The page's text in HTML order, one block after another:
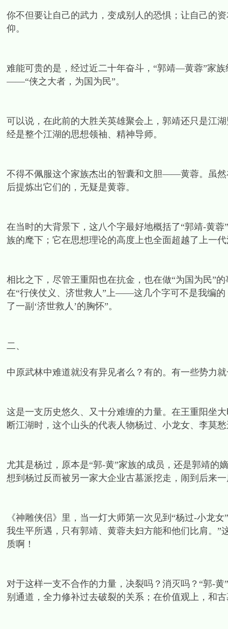
你不但要让自己的武力，变成别人的恐惧；让自己的
仰。
难能可贵的是，经过近二十年奋斗，“郭靖—黄蓉”家
——“侠之大者，为国为民”。
可以说，在此前的大胜关英雄聚会上，郭靖还只是江
经是整个江湖的思想领袖、精神导师。
不得不佩服这个家族杰出的智囊和文胆——黄蓉。虽
后提炼出它们的，无疑是黄蓉。
在当时的大背景下，这八个字最好地概括了“郭靖-黄
族的麾下；它在思想理论的高度上也全面超越了上一
相比之下，尽管王重阳也在抗金，也在做“为国为民”
在“行侠仗义、济世救人”上——这几个字可不是我编
了一副‘济世救人’的胸怀”。
二、
中原武林中难道就没有异见者么？有的。有一些势力
这是一支历史悠久、又十分难缠的力量。在王重阳坐
断江湖时，这个山头的代表人物杨过、小龙女、李莫
尤其是杨过，原本是“郭-黄”家族的成员，还是郭靖的
想到杨过反而被另一家大企业古墓派挖走，闹到后来
《神雕侠侣》里，当一灯大师第一次见到“杨过-小龙
我生平所遇，只有郭靖、黄蓉夫妇方能和他们比肩。”
质啊！
对于这样一支不合作的力量，决裂吗？消灭吗？“郭-
别通道，全力修补过去破裂的关系；在价值观上，和